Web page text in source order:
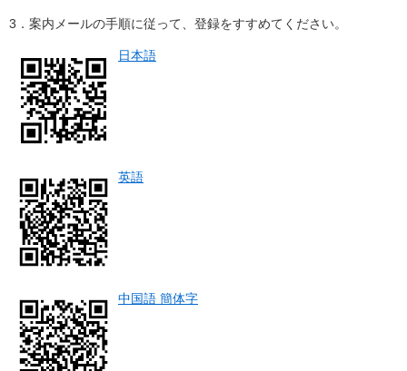
3．案内メールの手順に従って、登録をすすめてください。
日本語
英語
中国語 簡体字